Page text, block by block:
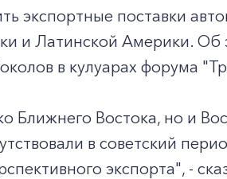
экспортные поставки
и Латинской Америки.
в кулуарах форума
Ближнего Востока, но и
в советский
экспорта", -